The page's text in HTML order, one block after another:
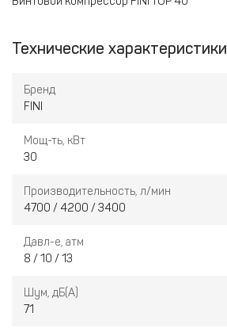
Технические характеристики
Бренд
FINI
Мощ-ть, кВт
30
Производительность, л/мин
4700 / 4200 / 3400
Давл-е, атм
8 / 10 / 13
Шум, дБ(А)
71